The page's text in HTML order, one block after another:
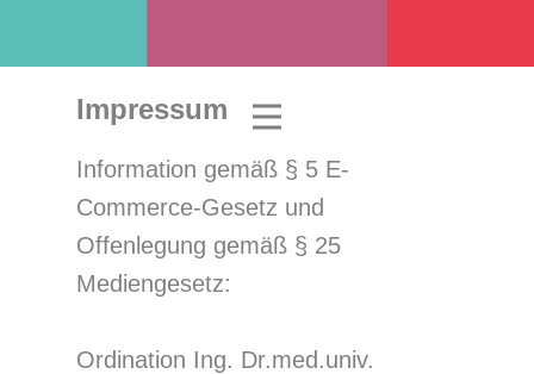
Impressum
Information gemäß § 5 E-
Commerce-Gesetz und
Offenlegung gemäß § 25
Mediengesetz:
Ordination Ing. Dr.med.univ.